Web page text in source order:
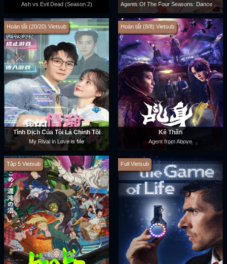
Ash vs Evil Dead (Season 2)
Agents Of The Four Seasons: Dance Of Spring
Hoàn tất (20/20) Vietsub
Tình Địch Của Tôi Là Chính Tôi
My Rival in Love is Me
Hoàn tất (8/8) Vietsub
Kê Thân
Agent from Above
Tập 5 Vietsub Full Vietsub